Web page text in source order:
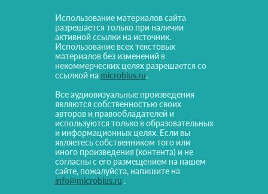
Использование материалов сайта
разрешается только при наличии
активной ссылки на источник.
Использование всех текстовых
материалов без изменений в
некоммерческих целях разрешается со
ссылкой на microbius.ru.
Все аудиовизуальные произведения
являются собственностью своих
авторов и правообладателей и
используются только в образовательных
и информационных целях. Если вы
являетесь собственником того или
иного произведения (контента) и не
согласны с его размещением на нашем
сайте, пожалуйста, напишите на
info@microbius.ru .